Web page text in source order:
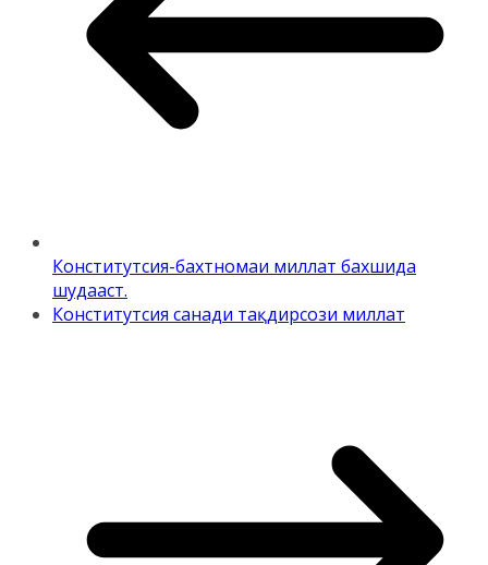
Конститутсия-бахтномаи миллат бахшида
шудааст.
Конститутсия санади тақдирсози миллат